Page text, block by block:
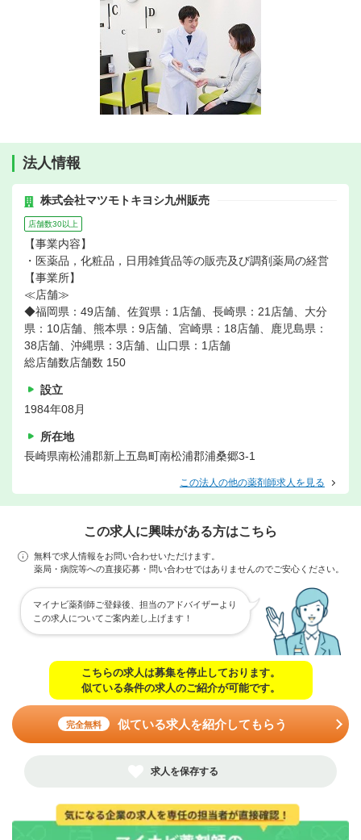
法人情報
株式会社マツモトキヨシ九州販売
店舗数30以上
【事業内容】
・医薬品，化粧品，日用雑貨品等の販売及び調剤薬局の経営
【事業所】
≪店舗≫
◆福岡県：49店舗、佐賀県：1店舗、長崎県：21店舗、大分
県：10店舗、熊本県：9店舗、宮崎県：18店舗、鹿児島県：
38店舗、沖縄県：3店舗、山口県：1店舗
総店舗数店舗数 150
設立
1984年08月
所在地
長崎県南松浦郡新上五島町南松浦郡浦桑郷3-1
この法人の他の薬剤師求人を見る
この求人に興味がある方はこちら
無料で求人情報をお問い合わせいただけます。
薬局・病院等への直接応募・問い合わせではありませんのでご安心ください。
マイナビ薬剤師ご登録後、担当のアドバイザーより
この求人についてご案内差し上げます！
こちらの求人は募集を停止しております。
似ている条件の求人のご紹介が可能です。
完全無料 似ている求人を紹介してもらう
求人を保存する